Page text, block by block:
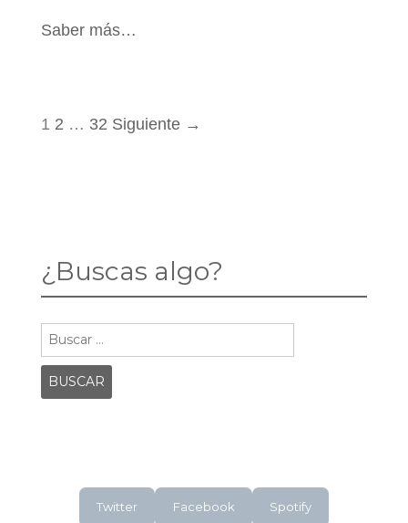
Saber más…
1 2 … 32 Siguiente →
¿Buscas algo?
Twitter Facebook Spotify